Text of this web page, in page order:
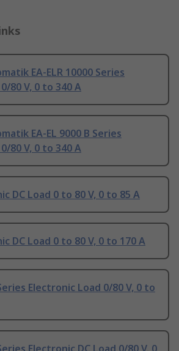
EA-ELR 10000 Series
80 V, 0 to 340 A
EA-EL 9000 B Series
80 V, 0 to 340 A
DC Load 0 to 80 V, 0 to 85 A
DC Load 0 to 80 V, 0 to 170 A
Electronic Load 0/80 V, 0 to